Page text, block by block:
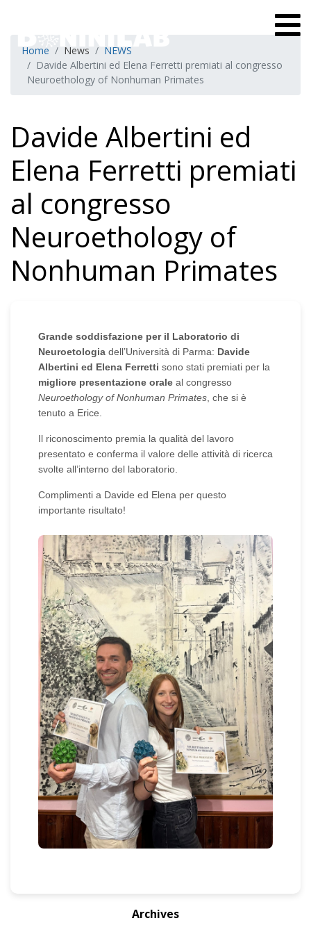
Home News
NEWS
Davide Albertini ed Elena Ferretti premiati al congresso
Neuroethology of Nonhuman Primates
Davide Albertini ed
Elena Ferretti premiati
al congresso
Neuroethology of
Nonhuman Primates
Grande soddisfazione per il Laboratorio di
Neuroetologia dell’Università di Parma: Davide
Albertini ed Elena Ferretti sono stati premiati per la
migliore presentazione orale al congresso
Neuroethology of Nonhuman Primates , che si è
tenuto a Erice.
Il riconoscimento premia la qualità del lavoro
presentato e conferma il valore delle attività di ricerca
svolte all’interno del laboratorio.
Complimenti a Davide ed Elena per questo
importante risultato!
Archives